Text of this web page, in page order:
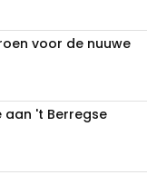
voor de nuuwe
aan 't Berregse